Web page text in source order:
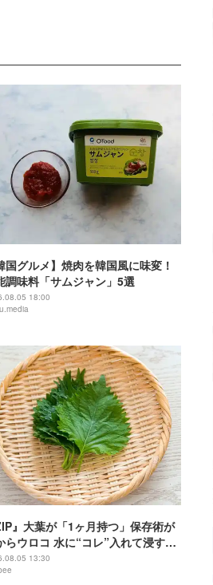
国グルメ】焼肉を韓国風に味変！
調味料「サムジャン」5選
18:00
』大葉が「1ヶ月持つ」保存術が
らウロコ 水に“コレ”入れて浸すだ
13:30